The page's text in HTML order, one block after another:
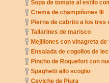
Sopa de tomate al estilo
Crema de champiñones III
Pierna de cabrito a los tres
Tallarines de marisco
Mejillones con vinagreta
Ensalada de cogollos de
Pincho de Roquefort con
Spaghetti allo scoglio
Ceviche de Piura